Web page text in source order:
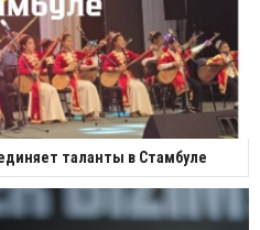
таланты в Стамбуле